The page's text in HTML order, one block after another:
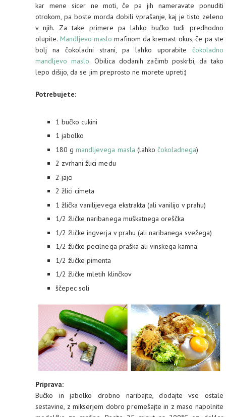
kar mene sicer ne moti, če pa jih nameravate ponuditi
otrokom, pa boste morda dobili vprašanje, kaj je tisto zeleno
v njih. Za take primere pa lahko bučko tudi predhodno
olupite. Mandljevo maslo mafinom da kremast okus, če pa ste
bolj na čokoladni strani, pa lahko uporabite čokoladno
mandljevo maslo. Obilica dodanih začimb poskrbi, da tako
lepo dišijo, da se jim preprosto ne morete upreti:)
Potrebujete:
1 bučko cukini
1 jabolko
180 gmandljevega masla (lahko čokoladnega)
2 zvrhani žlici medu
2 jajci
2 žlici cimeta
1 žlička vanilijevega ekstrakta (ali vanilijo v prahu)
1/2 žličke naribanega muškatnega oreščka
1/2 žličke ingverja v prahu (ali naribanega svežega)
1/2 žličke pecilnega praška ali vinskega kamna
1/2 žličke pimenta
1/2 žličke mletih klinčkov
ščepec soli
Priprava:
Bučko in jabolko drobno naribajte, dodajte vse ostale
sestavine, z mikserjem dobro premešajte in z maso napolnite